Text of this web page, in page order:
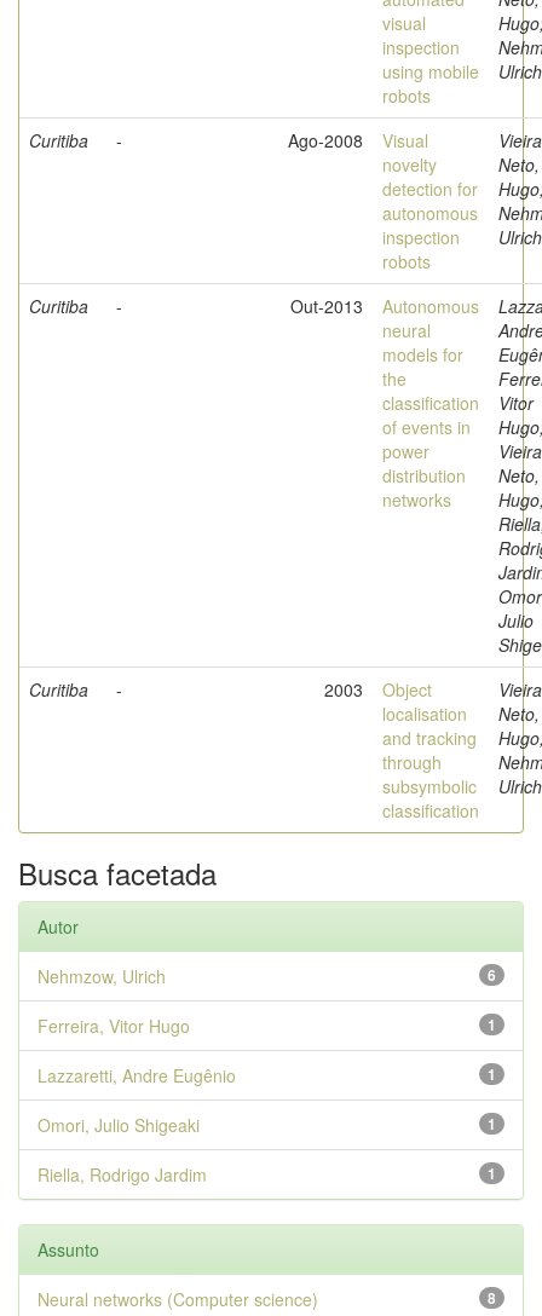
visual
inspection
using mobile
robots
Ulrich
Curitiba - Ago-2008
Visual
novelty
detection for
autonomous
inspection
robots
Vieira
Neto,
Ulrich
Curitiba - Out-2013
Autonomous
neural
models for
the
classification
of events in
power
distribution
networks
Vitor
Vieira
Neto,
Julio
Curitiba
- 2003
Object
localisation
and tracking
through
subsymbolic
classification
Vieira
Neto,
Ulrich
Busca facetada
Autor
6
Nehmzow, Ulrich
1
Ferreira, Vitor Hugo
1
Lazzaretti, Andre Eugênio
1
Omori, Julio Shigeaki
1
Riella, Rodrigo Jardim
Assunto
8
Neural networks (Computer science)